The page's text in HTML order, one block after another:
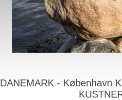
DANEMARK - København